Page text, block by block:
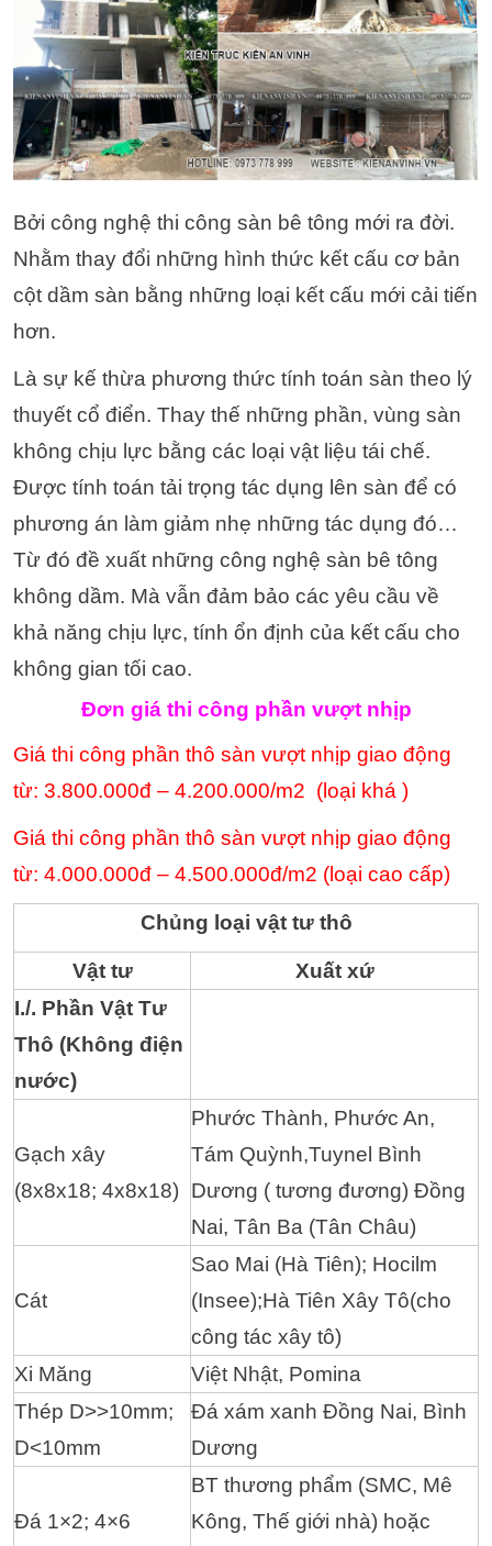
Bởi công nghệ thi công sàn bê tông mới ra đời.
Nhằm thay đổi những hình thức kết cấu cơ bản
cột dầm sàn bằng những loại kết cấu mới cải tiến
hơn.
Là sự kế thừa phương thức tính toán sàn theo lý
thuyết cổ điển. Thay thế những phần, vùng sàn
không chịu lực bằng các loại vật liệu tái chế.
Được tính toán tải trọng tác dụng lên sàn để có
phương án làm giảm nhẹ những tác dụng đó…
Từ đó đề xuất những công nghệ sàn bê tông
không dầm. Mà vẫn đảm bảo các yêu cầu về
khả năng chịu lực, tính ổn định của kết cấu cho
không gian tối cao.
Đơn giá thi công phần vượt nhịp
Giá thi công phần thô sàn vượt nhịp giao động
từ: 3.800.000đ – 4.200.000/m2 (loại khá )
Giá thi công phần thô sàn vượt nhịp giao động
từ: 4.000.000đ – 4.500.000đ/m2 (loại cao cấp)
Chủng loại vật tư thô
Vật tư
Xuất xứ
I./. Phần Vật Tư
Thô (Không điện
nước)
Gạch xây
(8x8x18; 4x8x18)
Phước Thành, Phước An,
Tám Quỳnh,Tuynel Bình
Dương ( tương đương) Đồng
Nai, Tân Ba (Tân Châu)
Cát
Sao Mai (Hà Tiên); Hocilm
(Insee);Hà Tiên Xây Tô(cho
công tác xây tô)
Xi Măng
Việt Nhật, Pomina
Thép D>>10mm;
D<10mm
Đá xám xanh Đồng Nai, Bình
Dương
Đá 1×2; 4×6
BT thương phẩm (SMC, Mê
Kông, Thế giới nhà) hoặc